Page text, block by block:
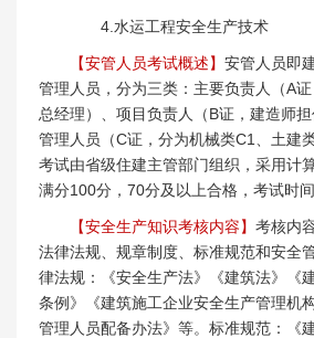
4.水运工程安全生产技术
【安管人员考试概述】 安管人员即
管理人员，分为三类：主要负责人（A
总经理）、项目负责人（B证，建造师
管理人员（C证，分为机械类C1、土建
考试由省级住建主管部门组织，采用计
满分100分，70分及以上合格，考试时间
【安全生产知识考核内容】 考核内
法律法规、规章制度、标准规范和安全
律法规：《安全生产法》《建筑法》《
条例》《建筑施工企业安全生产管理机
管理人员配备办法》等。标准规范：《